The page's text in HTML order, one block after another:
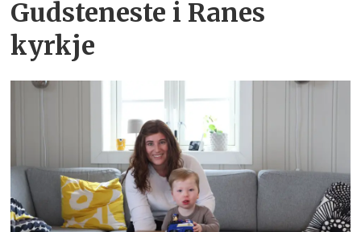
Gudsteneste i Ranes
kyrkje